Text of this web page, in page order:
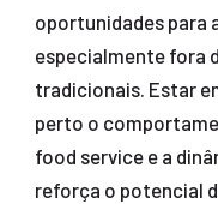
oportunidades para
especialmente fora
tradicionais. Estar
perto o
food service e a
reforça o potencial